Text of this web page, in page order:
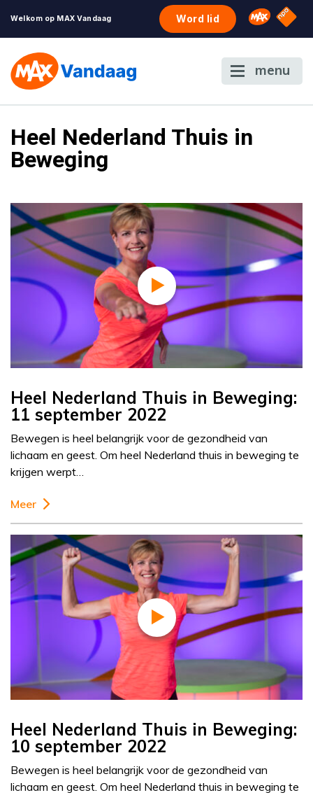
Welkom op MAX Vandaag Word lid Omroep
NPO
menu
Heel Nederland Thuis in
Beweging
Heel Nederland Thuis in Beweging:
11 september 2022
Bewegen is heel belangrijk voor de gezondheid van
lichaam en geest. Om heel Nederland thuis in beweging te
krijgen werpt…
Meer
Heel Nederland Thuis in Beweging:
10 september 2022
Bewegen is heel belangrijk voor de gezondheid van
lichaam en geest. Om heel Nederland thuis in beweging te